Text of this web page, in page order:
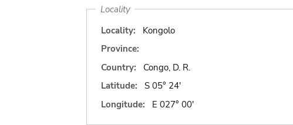
Locality
Locality:
Kongolo
Province:
Country:
Congo, D. R.
Latitude:
S 05° 24'
Longitude:
E 027° 00'